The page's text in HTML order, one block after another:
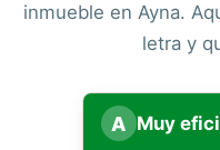
inmueble en Ayna.
letra y
A Muy